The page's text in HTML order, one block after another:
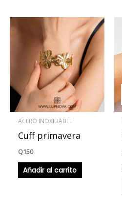
ACERO INOXIDABLE
Cuff primavera
Q150
Añadir al carrito